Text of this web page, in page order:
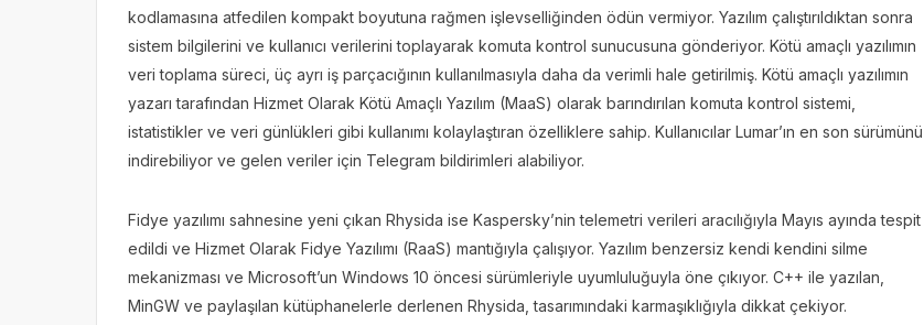
kodlamasına atfedilen kompakt boyutuna rağmen işlevselliğinden ödün vermiyor. Yazılım çalıştırıldıktan sonra
sistem bilgilerini ve kullanıcı verilerini toplayarak komuta kontrol sunucusuna gönderiyor. Kötü amaçlı yazılımın
veri toplama süreci, üç ayrı iş parçacığının kullanılmasıyla daha da verimli hale getirilmiş. Kötü amaçlı yazılımın
yazarı tarafından Hizmet Olarak Kötü Amaçlı Yazılım (MaaS) olarak barındırılan komuta kontrol sistemi,
istatistikler ve veri günlükleri gibi kullanımı kolaylaştıran özelliklere sahip. Kullanıcılar Lumar’ın en son sürümünü
indirebiliyor ve gelen veriler için Telegram bildirimleri alabiliyor.
Fidye yazılımı sahnesine yeni çıkan Rhysida ise Kaspersky’nin telemetri verileri aracılığıyla Mayıs ayında tespit
edildi ve Hizmet Olarak Fidye Yazılımı (RaaS) mantığıyla çalışıyor. Yazılım benzersiz kendi kendini silme
mekanizması ve Microsoft’un Windows 10 öncesi sürümleriyle uyumluluğuyla öne çıkıyor. C++ ile yazılan,
MinGW ve paylaşılan kütüphanelerle derlenen Rhysida, tasarımındaki karmaşıklığıyla dikkat çekiyor.